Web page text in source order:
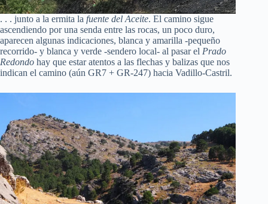
. . . junto a la ermita la fuente del Aceite. El camino sigue
ascendiendo por una senda entre las rocas, un poco duro,
aparecen algunas indicaciones, blanca y amarilla -pequeño
recorrido- y blanca y verde -sendero local- al pasar el Prado
Redondo hay que estar atentos a las flechas y balizas que nos
indican el camino (aún GR7 + GR-247) hacia Vadillo-Castril.